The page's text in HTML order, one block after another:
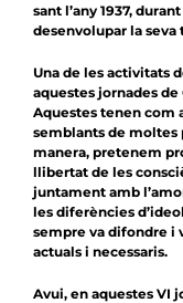
sant l’any 1937,
desenvolupar la
Una de les activitats
aquestes jornades
Aquestes tenen com
semblants de moltes
manera, pretenem
llibertat de les
juntament amb
les diferències
sempre va difondre i
actuals i necessaris.
Avui, en aquestes VI